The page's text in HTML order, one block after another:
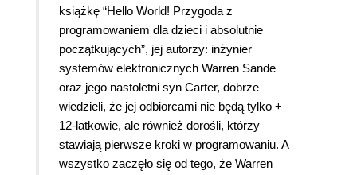
książkę “Hello World! Przygoda z
programowaniem dla dzieci i absolutnie
początkujących”, jej autorzy: inżynier
systemów elektronicznych Warren Sande
oraz jego nastoletni syn Carter, dobrze
wiedzieli, że jej odbiorcami nie będą tylko +
12-latkowie, ale również dorośli, którzy
stawiają pierwsze kroki w programowaniu. A
wszystko zaczęło się od tego, że Warren